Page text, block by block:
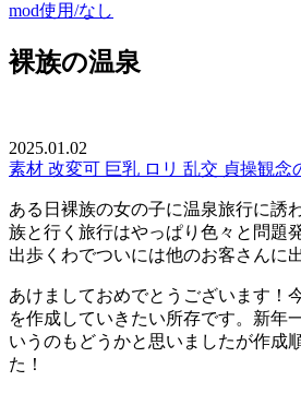
mod使用/なし
裸族の温泉
2025.01.02
素材 改変可 巨乳 ロリ 乱交 貞操観念
ある日裸族の女の子に温泉旅行に誘
族と行く旅行はやっぱり色々と問題
出歩くわでついには他のお客さんに
あけましておめでとうございます！
を作成していきたい所存です。新年
いうのもどうかと思いましたが作成
た！